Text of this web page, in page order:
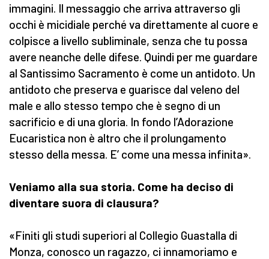
immagini. Il messaggio che arriva attraverso gli
occhi è micidiale perché va direttamente al cuore e
colpisce a livello subliminale, senza che tu possa
avere neanche delle difese. Quindi per me guardare
al Santissimo Sacramento è come un antidoto. Un
antidoto che preserva e guarisce dal veleno del
male e allo stesso tempo che è segno di un
sacrificio e di una gloria. In fondo l’Adorazione
Eucaristica non è altro che il prolungamento
stesso della messa. E’ come una messa infinita».
Veniamo alla sua storia. Come ha deciso di
diventare suora di clausura?
«Finiti gli studi superiori al Collegio Guastalla di
Monza, conosco un ragazzo, ci innamoriamo e